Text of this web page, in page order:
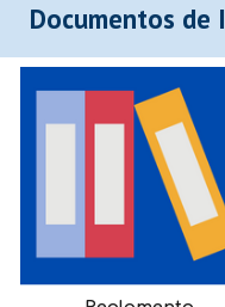
Documentos de